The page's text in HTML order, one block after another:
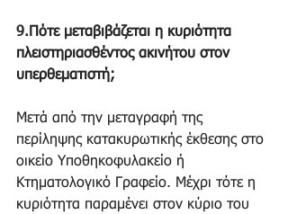
9.Πότε μεταβιβάζεται η κυριότητα
πλειστηριασθέντος ακινήτου στον
υπερθεματιστή;
Μετά από την μεταγραφή της
περίληψης κατακυρωτικής έκθεσης στο
οικείο Υποθηκοφυλακείο ή
Κτηματολογικό Γραφείο. Μέχρι τότε η
κυριότητα παραμένει στον κύριο του